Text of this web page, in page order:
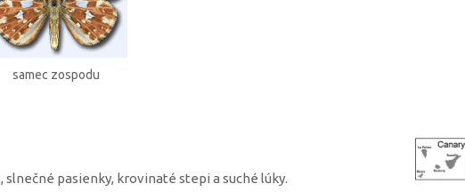
samec zospodu
pasienky, krovinaté stepi a suché lúky.